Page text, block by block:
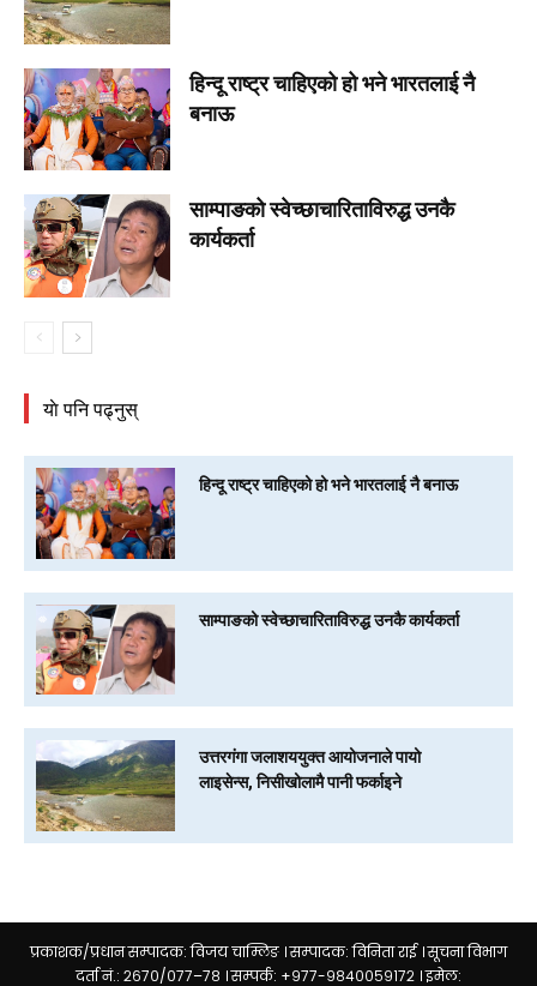
हिन्दू राष्ट्र चाहिएको हो भने भारतलाई नै
बनाऊ
साम्पाङको स्वेच्छाचारिताविरुद्ध उनकै
कार्यकर्ता
याे पनि पढ्नुस्
हिन्दू राष्ट्र चाहिएको हो भने भारतलाई नै बनाऊ
साम्पाङको स्वेच्छाचारिताविरुद्ध उनकै कार्यकर्ता
उत्तरगंगा जलाशययुक्त आयोजनाले पायो
लाइसेन्स, निसीखोलामै पानी फर्काइने
प्रकाशक/प्रधान सम्पादक: विजय चाम्लिङ । सम्पादक: विनिता राई । सूचना विभाग
दर्ता नं.: २६७०/०७७–७८ । सम्पर्क: +९७७-९८४००५९१७२ । इमेल: